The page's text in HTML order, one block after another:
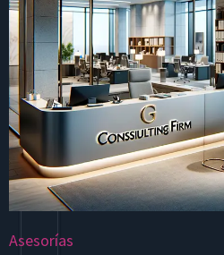
Asesorías